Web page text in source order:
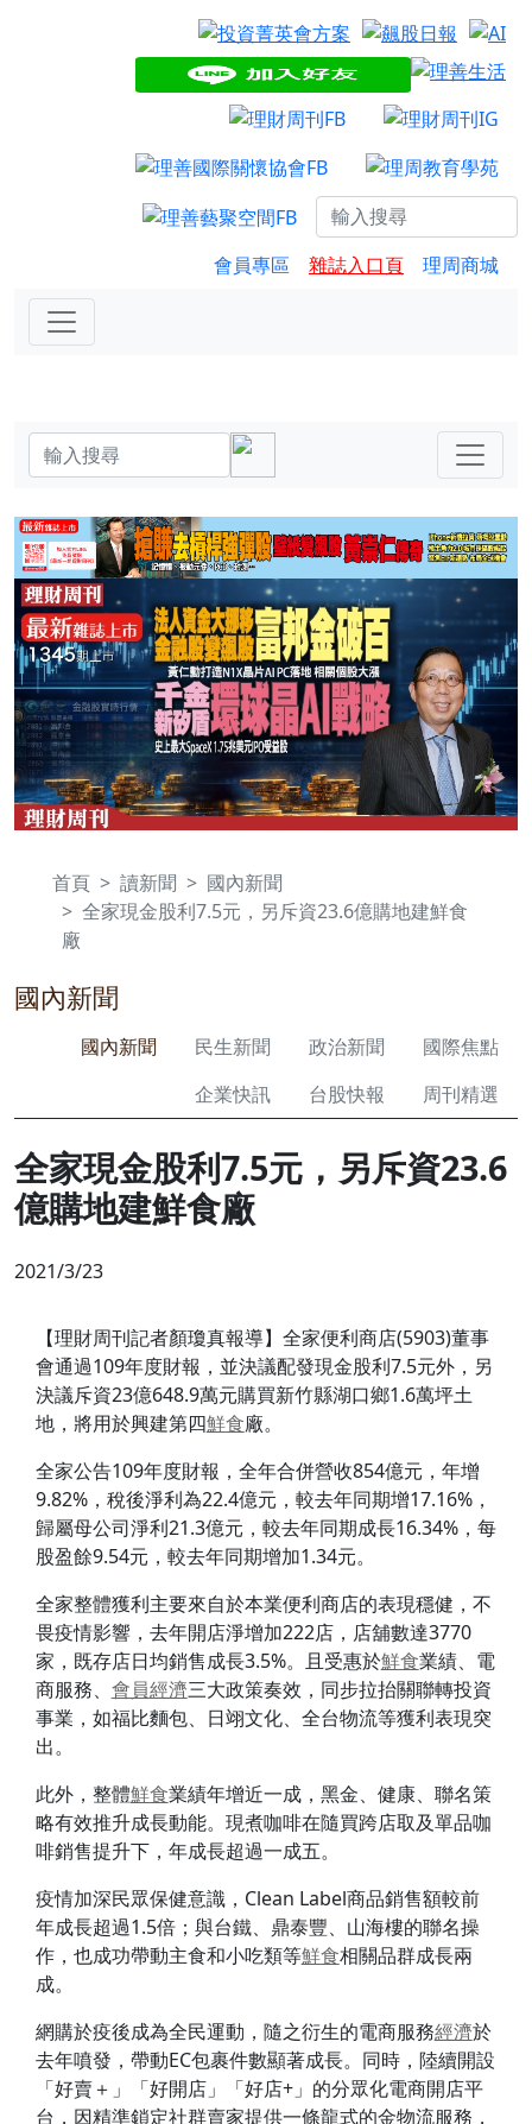
會員專區 雜誌入口頁 理周商城
首頁 讀新聞
國內新聞
全家現金股利7.5元，另斥資23.6億購地建鮮食
廠
國內新聞
國內新聞 民生新聞 政治新聞
國際焦點
企業快訊
台股快報 周刊精選
全家現金股利7.5元，另斥資23.6
億購地建鮮食廠
2021/3/23
【理財周刊記者顏瓊真報導】全家便利商店(5903)董事
會通過109年度財報，並決議配發現金股利7.5元外，另
決議斥資23億648.9萬元購買新竹縣湖口鄉1.6萬坪土
地，將用於興建第四鮮食廠。
全家公告109年度財報，全年合併營收854億元，年增
9.82%，稅後淨利為22.4億元，較去年同期增17.16%，
歸屬母公司淨利21.3億元，較去年同期成長16.34%，每
股盈餘9.54元，較去年同期增加1.34元。
全家整體獲利主要來自於本業便利商店的表現穩健，不
畏疫情影響，去年開店淨增加222店，店舖數達3770
家，既存店日均銷售成長3.5%。且受惠於鮮食業績、電
商服務、 會員經濟三大政策奏效，同步拉抬關聯轉投資
事業，如福比麵包、日翊文化、全台物流等獲利表現突
出。
此外，整體鮮食業績年增近一成，黑金、健康、聯名策
略有效推升成長動能。現煮咖啡在隨買跨店取及單品咖
啡銷售提升下，年成長超過一成五。
疫情加深民眾保健意識，Clean Label商品銷售額較前
年成長超過1.5倍；與台鐵、鼎泰豐、山海樓的聯名操
作，也成功帶動主食和小吃類等鮮食相關品群成長兩
成。
網購於疫後成為全民運動，隨之衍生的電商服務經濟於
去年噴發，帶動EC包裹件數顯著成長。同時，陸續開設
「好賣＋」「好開店」「好店+」的分眾化電商開店平
台，因精準鎖定社群賣家提供一條龍式的金物流服務，